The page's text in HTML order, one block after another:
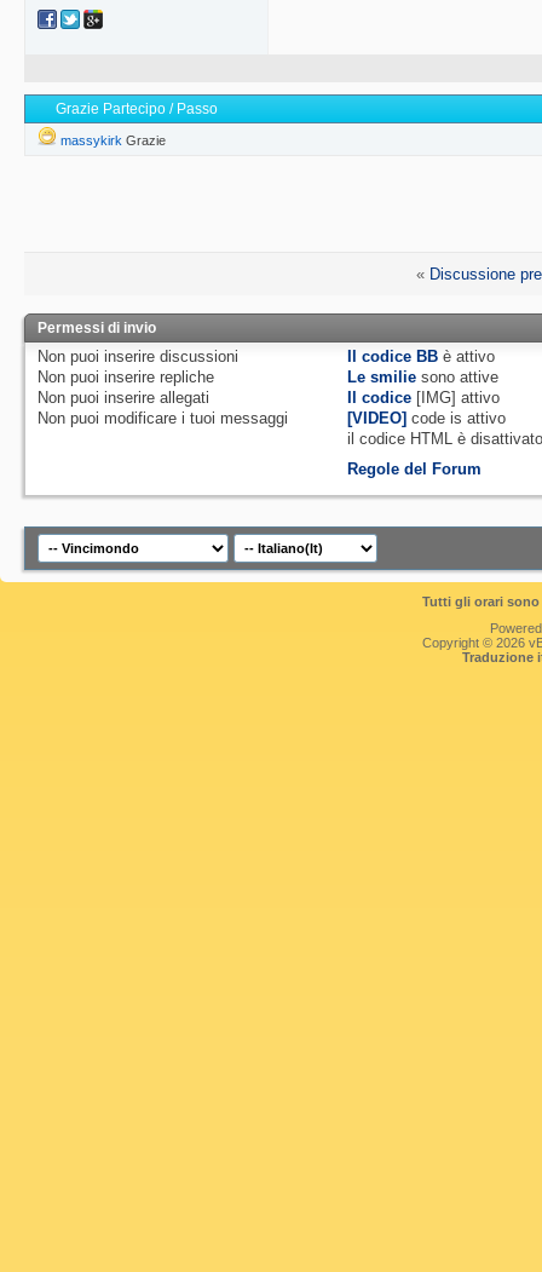
Grazie Partecipo / Passo
massykirk Grazie
« Discussione
Permessi di invio
Non puoi inserire discussioni
Non puoi inserire repliche
Non puoi inserire allegati
Non puoi modificare i tuoi messaggi
Il codice BB èattivo
Le smilie sono attive
Il codice [IMG]attivo
[VIDEO] code isattivo
il codice HTML è
Regole del Forum
Tutti gli orari
Copyright © 2026
Traduzione